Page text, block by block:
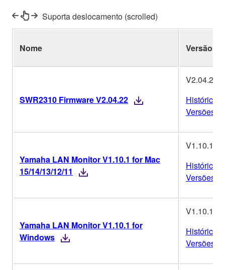
Suporta deslocamento (scrolled)
Nome Versão
SWR2310 Firmware V2.04.22
V2.04.22
Histórico
Versões
Yamaha LAN Monitor V1.10.1 for Mac
15/14/13/12/11
V1.10.1
Histórico
Versões
Yamaha LAN Monitor V1.10.1 for
Windows
V1.10.1
Histórico
Versões